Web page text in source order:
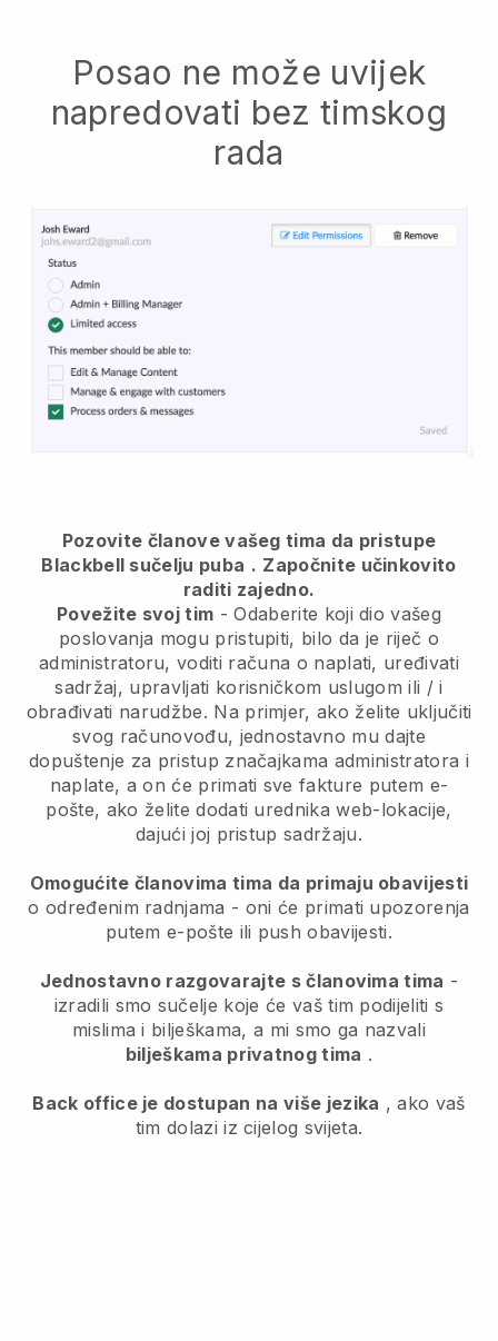
Posao ne može uvijek
napredovati bez timskog
rada
Pozovite članove vašeg tima da pristupe
Blackbell sučelju puba . Započnite učinkovito
raditi zajedno.
Povežite svoj tim - Odaberite koji dio vašeg
poslovanja mogu pristupiti, bilo da je riječ o
administratoru, voditi računa o naplati, uređivati
sadržaj, upravljati korisničkom uslugom ili / i
obrađivati narudžbe. Na primjer, ako želite uključiti
svog računovođu, jednostavno mu dajte
dopuštenje za pristup značajkama administratora i
naplate, a on će primati sve fakture putem e-
pošte, ako želite dodati urednika web-lokacije,
dajući joj pristup sadržaju.
Omogućite članovima tima da primaju obavijesti
o određenim radnjama - oni će primati upozorenja
putem e-pošte ili push obavijesti.
Jednostavno razgovarajte s članovima tima -
izradili smo sučelje koje će vaš tim podijeliti s
mislima i bilješkama, a mi smo ga nazvali
bilješkama privatnog tima .
Back office je dostupan na više jezika , ako vaš
tim dolazi iz cijelog svijeta.